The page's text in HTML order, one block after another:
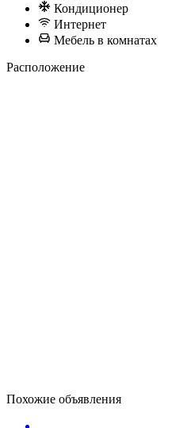
Кондиционер
Интернет
Мебель в комнатах
Расположение
Похожие объявления